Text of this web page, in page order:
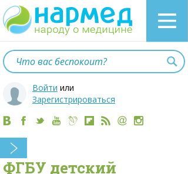
Войти или
Зарегистрироваться
ФГБУ детский